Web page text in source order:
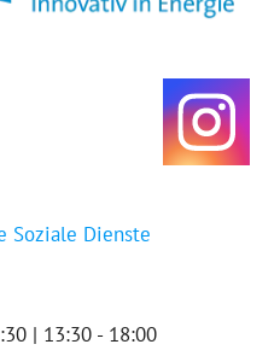
Soziale Dienste
| 13:30 - 18:00